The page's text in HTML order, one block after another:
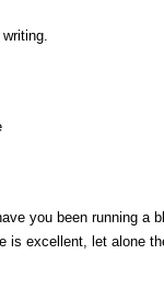
you been running a
is excellent, let alone